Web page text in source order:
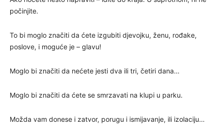
počinjite.
To bi moglo značiti da ćete izgubiti djevojku, ženu, rođake,
poslove, i moguće je – glavu!
Moglo bi značiti da nećete jesti dva ili tri, četiri dana…
Moglo bi značiti da ćete se smrzavati na klupi u parku.
Možda vam donese i zatvor, porugu i ismijavanje, ili izolaciju…